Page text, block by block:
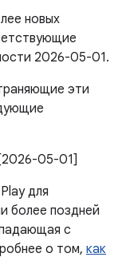
новых
2026-05-01.
эти
05-01]
для
более поздней
с
о том, как